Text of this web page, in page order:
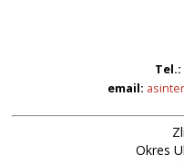
Tel.:
email:
Okres